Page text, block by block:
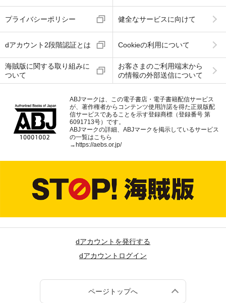
プライバシーポリシー 健全なサービスに向けて
dアカウント2段階認証とは Cookieの利用について
海賊版に関する取り組みに
ついて
お客さまのご利用端末から
の情報の外部送信について
ABJマークは、この電子書店・電子書籍配信サービス
が、著作権者からコンテンツ使用許諾を得た正規版配
信サービスであることを示す登録商標（登録番号 第
6091713号）です。
ABJマークの詳細、ABJマークを掲示しているサービス
の一覧はこちら
→https://aebs.or.jp/
dアカウントを発行する
dアカウントログイン
ページトップへ